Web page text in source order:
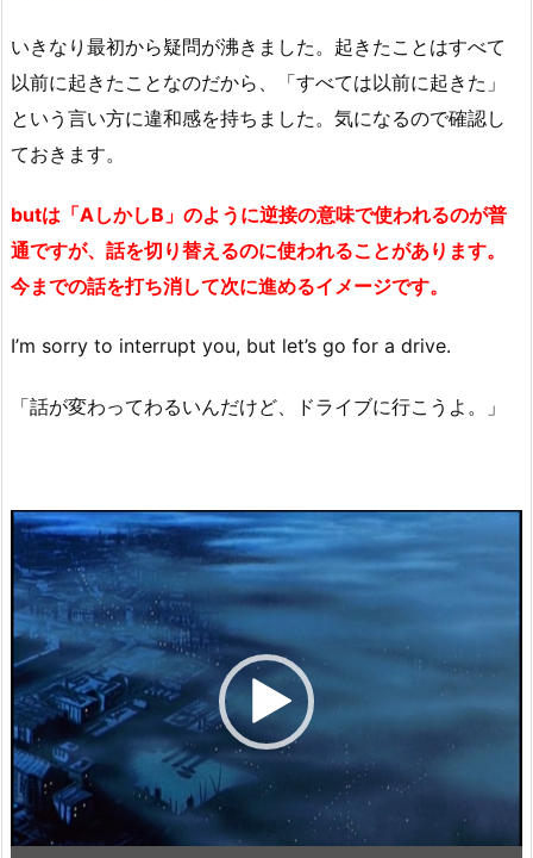
いきなり最初から疑問が沸きました。起きたことはすべて
以前に起きたことなのだから、「すべては以前に起きた」
という言い方に違和感を持ちました。気になるので確認し
ておきます。
butは「AしかしB」のように逆接の意味で使われるのが普
通ですが、話を切り替えるのに使われることがあります。
今までの話を打ち消して次に進めるイメージです。
I’m sorry to interrupt you, but let’s go for a drive.
「話が変わってわるいんだけど、ドライブに行こうよ。」
動
画
プ
レ
ー
ヤ
ー